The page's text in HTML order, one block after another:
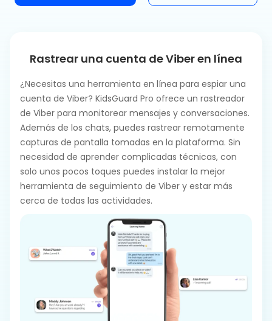
Rastrear una cuenta de Viber en línea
¿Necesitas una herramienta en línea para espiar una
cuenta de Viber? KidsGuard Pro ofrece un rastreador
de Viber para monitorear mensajes y conversaciones.
Además de los chats, puedes rastrear remotamente
capturas de pantalla tomadas en la plataforma. Sin
necesidad de aprender complicadas técnicas, con
solo unos pocos toques puedes instalar la mejor
herramienta de seguimiento de Viber y estar más
cerca de todas las actividades.